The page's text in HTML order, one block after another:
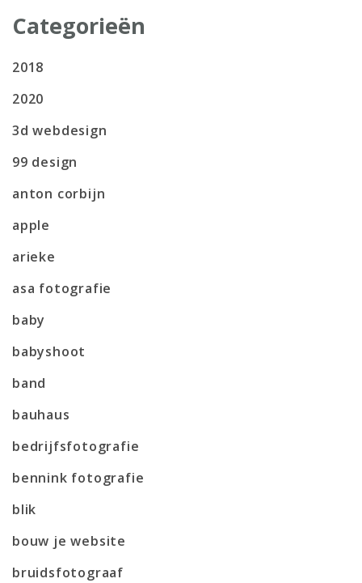
Categorieën
2018
2020
3d webdesign
99 design
anton corbijn
apple
arieke
asa fotografie
baby
babyshoot
band
bauhaus
bedrijfsfotografie
bennink fotografie
blik
bouw je website
bruidsfotograaf